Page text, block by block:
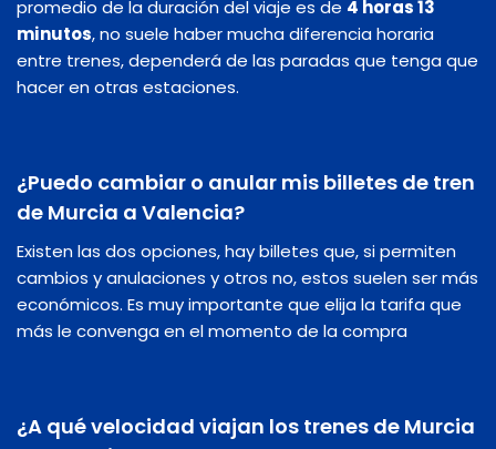
promedio de la duración del viaje es de 4 horas 13
minutos, no suele haber mucha diferencia horaria
entre trenes, dependerá de las paradas que tenga que
hacer en otras estaciones.
¿Puedo cambiar o anular mis billetes de tren
de Murcia a Valencia?
Existen las dos opciones, hay billetes que, si permiten
cambios y anulaciones y otros no, estos suelen ser más
económicos. Es muy importante que elija la tarifa que
más le convenga en el momento de la compra
¿A qué velocidad viajan los trenes de Murcia